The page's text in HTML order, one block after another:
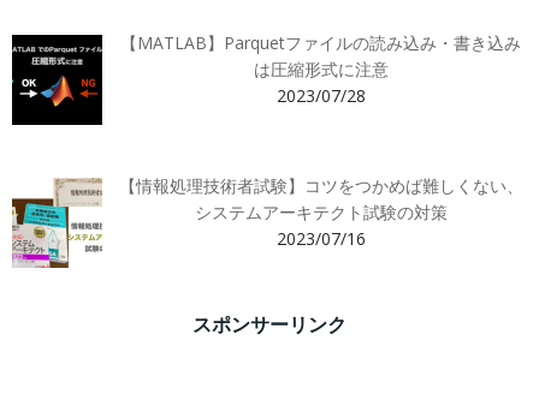
【MATLAB】Parquetファイルの読み込み・書き込み
は圧縮形式に注意
2023/07/28
【情報処理技術者試験】コツをつかめば難しくない、
システムアーキテクト試験の対策
2023/07/16
スポンサーリンク